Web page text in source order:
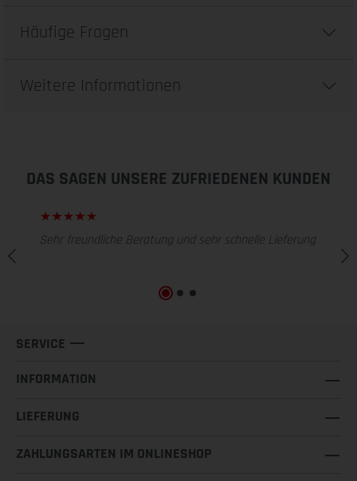
Häufige Fragen
Weitere Informationen
DAS SAGEN UNSERE ZUFRIEDENEN KUNDEN
Sehr freundliche Beratung und sehr schnelle Lieferung
SERVICE
INFORMATION
LIEFERUNG
ZAHLUNGSARTEN IM ONLINESHOP